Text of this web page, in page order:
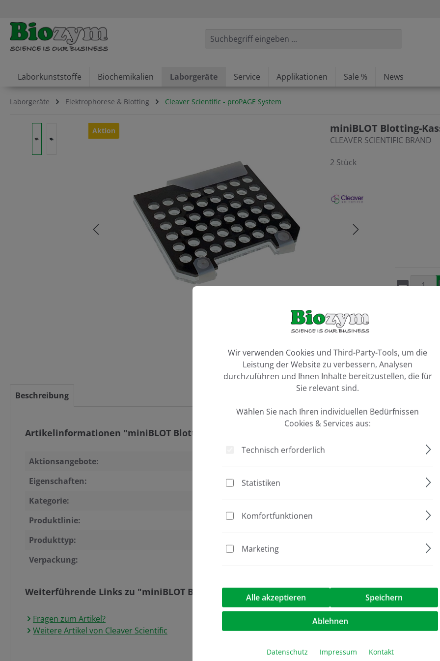
Laborkunststoffe Biochemikalien Laborgeräte Service Applikationen Sale % News
Laborgeräte Elektrophorese & Blotting Cleaver Scientific - proPAGE System
miniBLOT Blotting-
CLEAVER SCIENTIFIC BRAND
2 Stück
Bildergalerie überspringen
Aktion
Artikel
Beschreibung
Artikelinformationen "miniBLOT Blotting-Kassette"
Aktionsangebote:
Eigenschaften:
Blotting Kassette
Kategorie:
Produktlinie:
proPAGE
Produkttyp:
Verpackung:
Weiterführende Links zu "miniBLOT Blotting-Kassette"
Fragen zum Artikel?
Weitere Artikel von Cleaver Scientific
Wir verwenden Cookies und Third-Party-Tools, um die
Leistung der Website zu verbessern, Analysen
durchzuführen und Ihnen Inhalte bereitzustellen, die für
Sie relevant sind.
Wählen Sie nach Ihren individuellen Bedürfnissen
Cookies & Services aus:
Technisch erforderlich
Statistiken
Komfortfunktionen
Marketing
Alle akzeptieren Speichern
Ablehnen
Datenschutz Impressum Kontakt